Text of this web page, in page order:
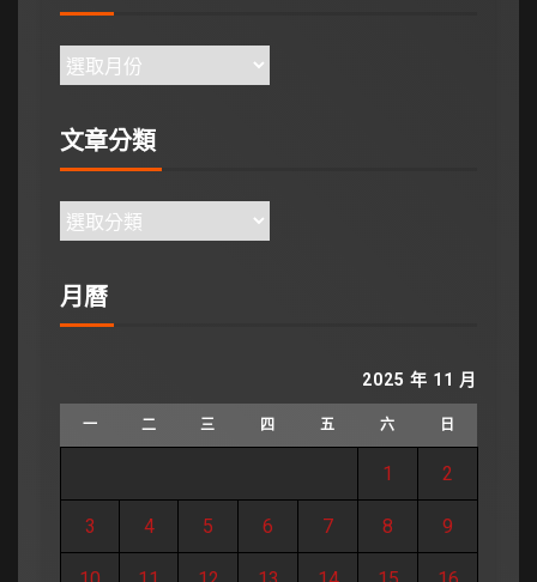
文章分類
月曆
2025 年 11 月
一 二 三 四 五 六 日
1 2
3 4 5 6 7 8 9